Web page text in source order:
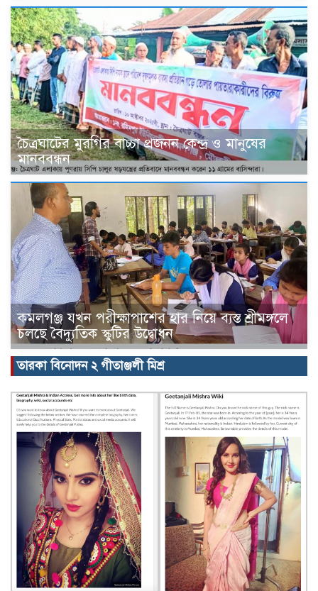
চৈত্রঘাটের মুরগির বাচ্চা প্রজনন কেন্দ্র ও মানুষের
মানববন্ধন
কমলগঞ্জ যখন পরীক্ষাপাশের হার নিয়ে ব্যস্ত শ্রীমঙ্গলে
চলছে বৈদ্যুতিক স্কুটির উদ্বোধন
তারকা বিনোদন ২ গীতাঞ্জলী মিশ্র